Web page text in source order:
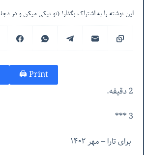
این نوشته را به اشتراک بگذار! (تو نیکی میکن و در
Print 🖨
2 دقیقه.
3 ***
برای تارا – مهر ١۴٠٢